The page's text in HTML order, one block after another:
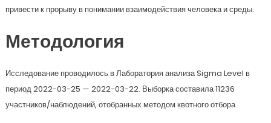
привести к прорыву в понимании взаимодействия человека и среды.
Методология
Исследование проводилось в Лаборатория анализа Sigma Level в
период 2022-03-25 — 2022-03-22. Выборка составила 11236
участников/наблюдений, отобранных методом квотного отбора.